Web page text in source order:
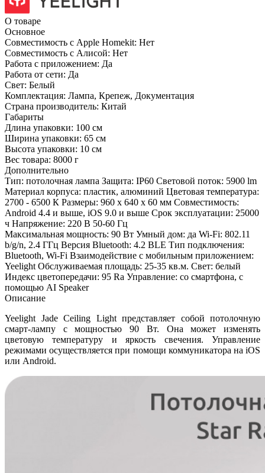
О товаре
Основное
Совместимость с Apple Homekit: Нет
Совместимость с Алисой: Нет
Работа с приложением: Да
Работа от сети: Да
Свет: Белый
Комплектация: Лампа, Крепеж, Документация
Страна производитель: Китай
Габариты
Длина упаковки: 100 см
Ширина упаковки: 65 см
Высота упаковки: 10 см
Вес товара: 8000 г
Дополнительно
Тип: потолочная лампа Защита: IP60 Световой поток: 5900 lm
Материал корпуса: пластик, алюминий Цветовая температура:
2700 - 6500 К Размеры: 960 x 640 x 60 мм Совместимость:
Android 4.4 и выше, iOS 9.0 и выше Срок эксплуатации: 25000
ч Напряжение: 220 В 50-60 Гц
Максимальная мощность: 90 Вт Умный дом: да Wi-Fi: 802.11
b/g/n, 2.4 ГГц Версия Bluetooth: 4.2 BLE Тип подключения:
Bluetooth, Wi-Fi Взаимодействие с мобильным приложением:
Yeelight Обслуживаемая площадь: 25-35 кв.м. Свет: белый
Индекс цветопередачи: 95 Ra Управление: со смартфона, с
помощью AI Speaker
Описание
Yeelight Jade Ceiling Light представляет собой потолочную
смарт-лампу с мощностью 90 Вт. Она может изменять
цветовую температуру и яркость свечения. Управление
режимами осуществляется при помощи коммуникатора на iOS
или Android.